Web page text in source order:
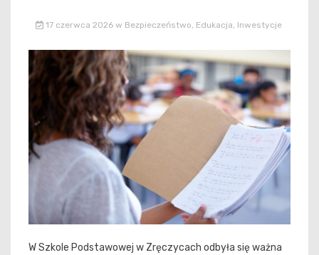
17 czerwca 2026 w Bezpieczeństwo, Edukacja, Inwestycje
W Szkole Podstawowej w Zręczycach odbyła się ważna